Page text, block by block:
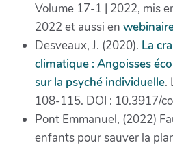
Volume 17-1 | 2022, mis
2022 et aussi en
Desveaux, J. (2020). La
climatique : Angoisses
sur la psyché individuelle.
108-115. DOI : 10.3917/
Pont Emmanuel, (2022)
enfants pour sauver la